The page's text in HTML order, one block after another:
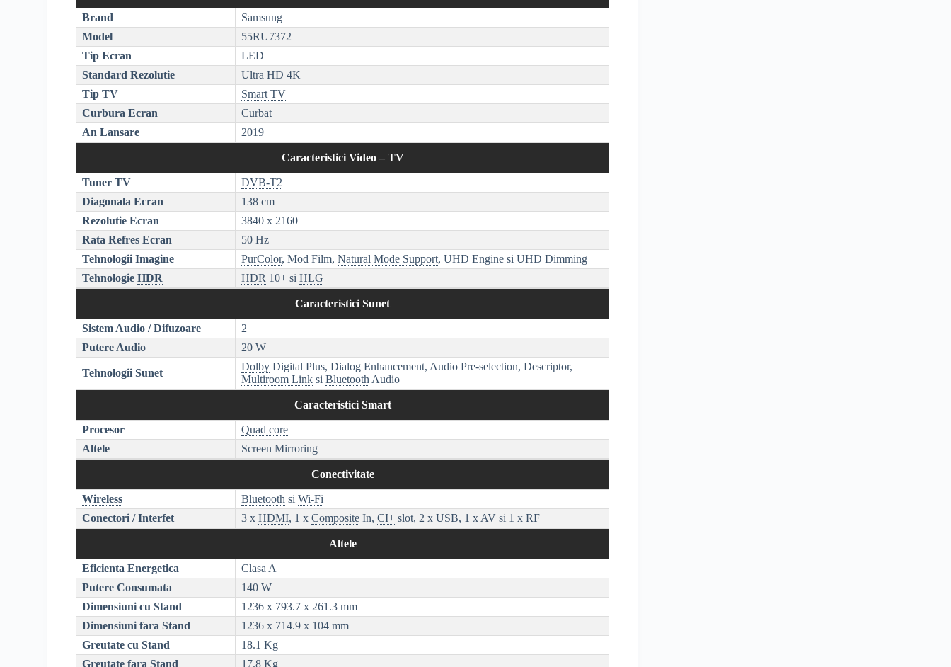
Brand
Samsung
Model
55RU7372
Tip Ecran
LED
StandardRezolutie UltraHD 4K
Tip TV
Smart TV
Curbura Ecran
Curbat
An Lansare
2019
Caracteristici Video – TV
Tuner TV
DVB-T2
Diagonala Ecran
138 cm
Rezolutie Ecran
3840 x 2160
Rata Refres Ecran
50 Hz
Tehnologii Imagine
PurColor, Mod Film,Natural Mode Support, UHD Engine si UHD Dimming
TehnologieHDR HDR 10+ siHLG
Caracteristici Sunet
Sistem Audio / Difuzoare
2
Putere Audio
20 W
Tehnologii Sunet
Dolby Digital Plus, Dialog Enhancement, Audio Pre-selection, Descriptor,
Multiroom Link siBluetoothAudio
Caracteristici Smart
Procesor
Quad core
Altele
Screen Mirroring
Conectivitate
Wireless Bluetooth siWi-Fi
Conectori / Interfet
3 xHDMI, 1 xComposite In,CI+ slot, 2 x USB, 1 x AV si 1 x RF
Altele
Eficienta Energetica
Clasa A
Putere Consumata
140 W
Dimensiuni cu Stand
1236 x 793.7 x 261.3 mm
Dimensiuni fara Stand
1236 x 714.9 x 104 mm
Greutate cu Stand
18.1 Kg
Greutate fara Stand
17.8 Kg